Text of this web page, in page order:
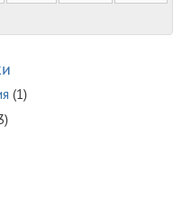
(1)